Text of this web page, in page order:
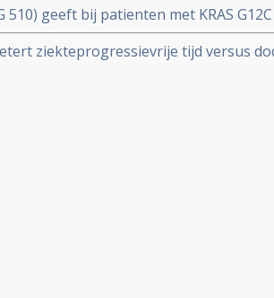
510) geeft bij patienten met KRAS
darmkanker en longkanker met
1
ziekteprogressievrije tijd versus